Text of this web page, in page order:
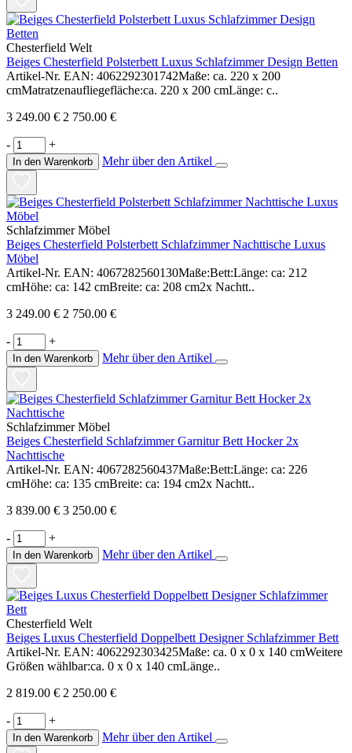
Chesterfield Welt
Beiges Chesterfield Polsterbett Luxus Schlafzimmer Design Betten
Artikel-Nr. EAN: 4062292301742Maße: ca. 220 x 200
cmMatratzenaufliegefläche:ca. 220 x 200 cmLänge: c..
3 249.00 € 2 750.00 €
- +
In den Warenkorb Mehr über den Artikel
Schlafzimmer Möbel
Beiges Chesterfield Polsterbett Schlafzimmer Nachttische Luxus
Möbel
Artikel-Nr. EAN: 4067282560130Maße:Bett:Länge: ca: 212
cmHöhe: ca: 142 cmBreite: ca: 208 cm2x Nachtt..
3 249.00 € 2 750.00 €
- +
In den Warenkorb Mehr über den Artikel
Schlafzimmer Möbel
Beiges Chesterfield Schlafzimmer Garnitur Bett Hocker 2x
Nachttische
Artikel-Nr. EAN: 4067282560437Maße:Bett:Länge: ca: 226
cmHöhe: ca: 135 cmBreite: ca: 194 cm2x Nachtt..
3 839.00 € 3 250.00 €
- +
In den Warenkorb Mehr über den Artikel
Chesterfield Welt
Beiges Luxus Chesterfield Doppelbett Designer Schlafzimmer Bett
Artikel-Nr. EAN: 4062292303425Maße: ca. 0 x 0 x 140 cmWeitere
Größen wählbar:ca. 0 x 0 x 140 cmLänge..
2 819.00 € 2 250.00 €
- +
In den Warenkorb Mehr über den Artikel